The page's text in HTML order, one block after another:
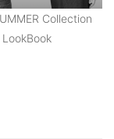
Collection
LookBook